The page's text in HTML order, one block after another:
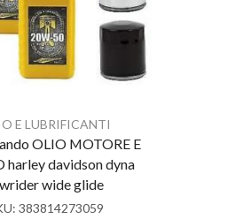
E LUBRIFICANTI
OLIO MOTORE E
harley davidson dyna
wide glide
383814273059